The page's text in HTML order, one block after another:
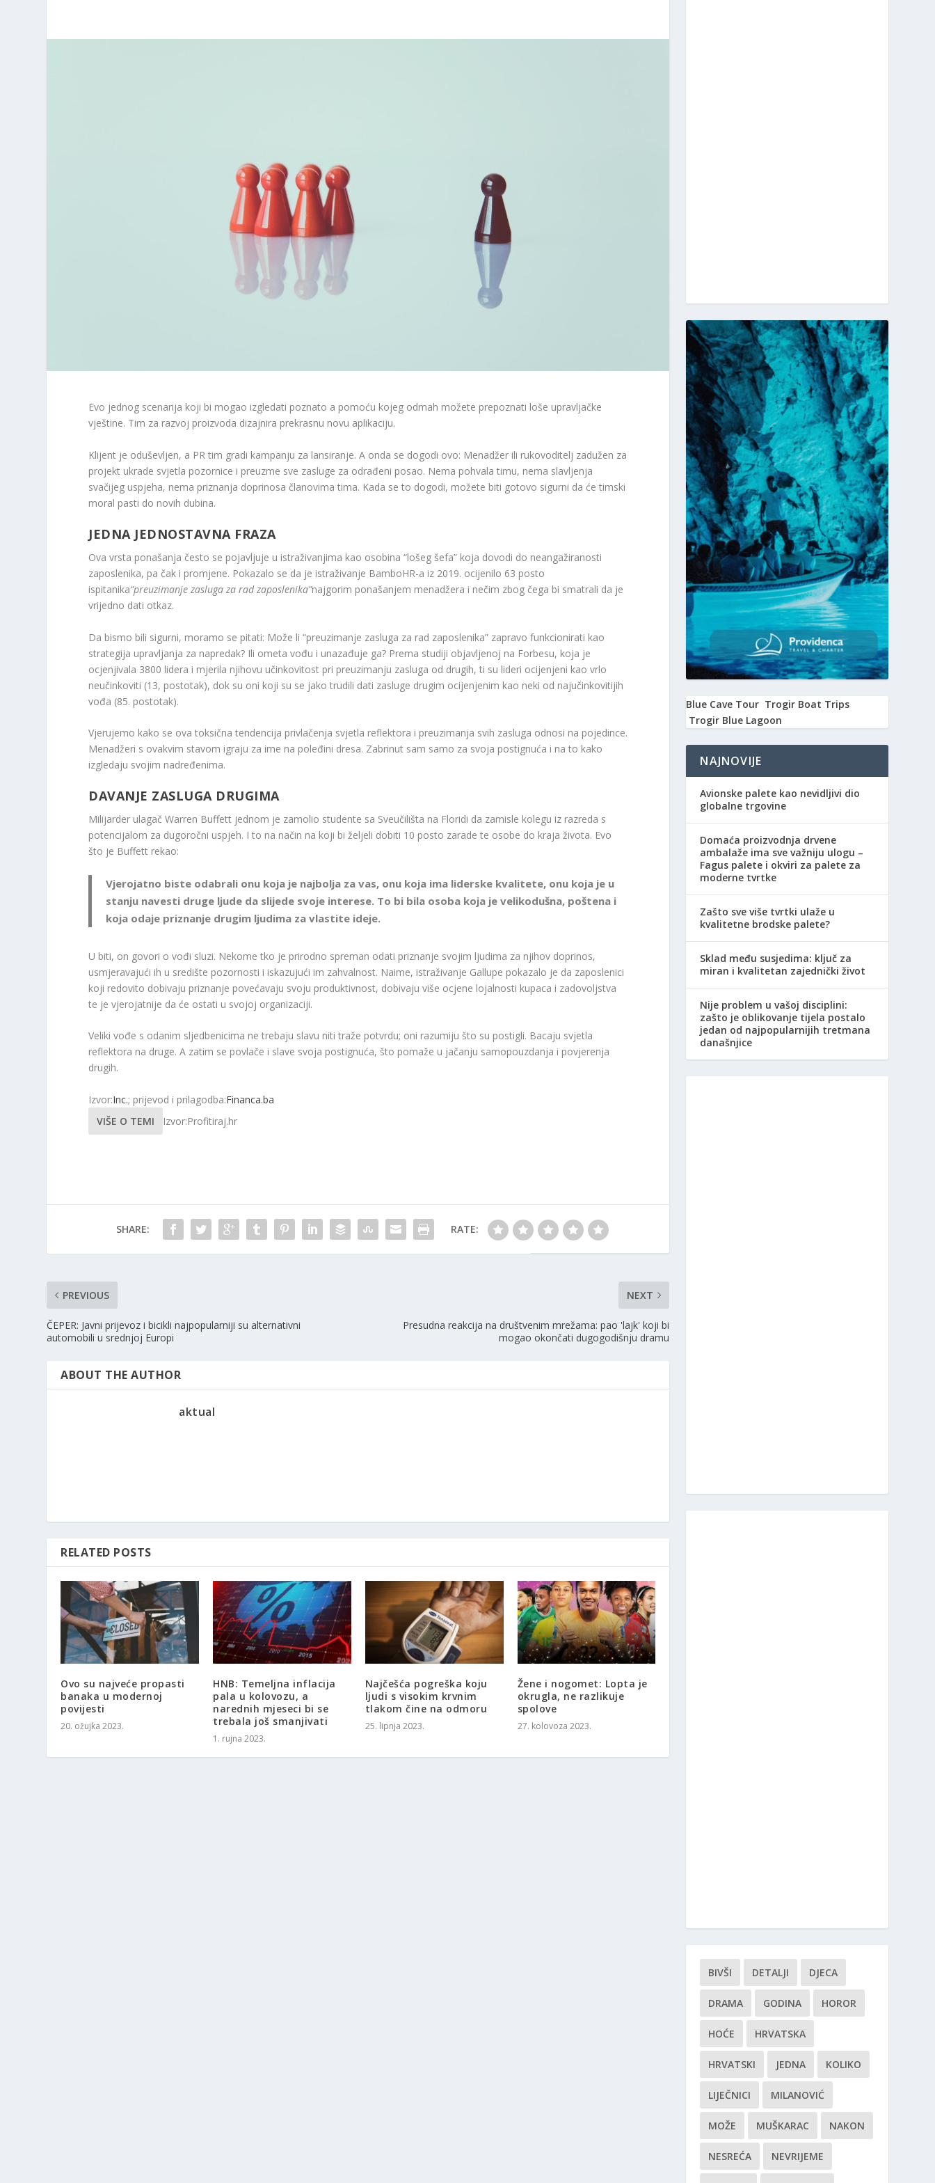
Evo jednog scenarija koji bi mogao izgledati poznato a pomoću kojeg odmah možete prepoznati loše upravljačke
vještine. Tim za razvoj proizvoda dizajnira prekrasnu novu aplikaciju.
Klijent je oduševljen, a PR tim gradi kampanju za lansiranje. A onda se dogodi ovo: Menadžer ili rukovoditelj zadužen za
projekt ukrade svjetla pozornice i preuzme sve zasluge za odrađeni posao. Nema pohvala timu, nema slavljenja
svačijeg uspjeha, nema priznanja doprinosa članovima tima. Kada se to dogodi, možete biti gotovo sigurni da će timski
moral pasti do novih dubina.
JEDNA JEDNOSTAVNA FRAZA
Ova vrsta ponašanja često se pojavljuje u istraživanjima kao osobina “lošeg šefa” koja dovodi do neangažiranosti
zaposlenika, pa čak i promjene. Pokazalo se da je istraživanje BamboHR-a iz 2019. ocijenilo 63 posto
ispitanika“preuzimanje zasluga za rad zaposlenika”najgorim ponašanjem menadžera i nečim zbog čega bi smatrali da je
vrijedno dati otkaz.
Da bismo bili sigurni, moramo se pitati: Može li “preuzimanje zasluga za rad zaposlenika” zapravo funkcionirati kao
strategija upravljanja za napredak? Ili ometa vođu i unazađuje ga? Prema studiji objavljenoj na Forbesu, koja je
ocjenjivala 3800 lidera i mjerila njihovu učinkovitost pri preuzimanju zasluga od drugih, ti su lideri ocijenjeni kao vrlo
neučinkoviti (13, postotak), dok su oni koji su se jako trudili dati zasluge drugim ocijenjenim kao neki od najučinkovitijih
vođa (85. postotak).
Vjerujemo kako se ova toksična tendencija privlačenja svjetla reflektora i preuzimanja svih zasluga odnosi na pojedince.
Menadžeri s ovakvim stavom igraju za ime na poleđini dresa. Zabrinut sam samo za svoja postignuća i na to kako
izgledaju svojim nadređenima.
DAVANJE ZASLUGA DRUGIMA
Milijarder ulagač Warren Buffett jednom je zamolio studente sa Sveučilišta na Floridi da zamisle kolegu iz razreda s
potencijalom za dugoročni uspjeh. I to na način na koji bi željeli dobiti 10 posto zarade te osobe do kraja života. Evo
što je Buffett rekao:
Vjerojatno biste odabrali onu koja je najbolja za vas, onu koja ima liderske kvalitete, onu koja je u
stanju navesti druge ljude da slijede svoje interese. To bi bila osoba koja je velikodušna, poštena i
koja odaje priznanje drugim ljudima za vlastite ideje.
U biti, on govori o vođi sluzi. Nekome tko je prirodno spreman odati priznanje svojim ljudima za njihov doprinos,
usmjeravajući ih u središte pozornosti i iskazujući im zahvalnost. Naime, istraživanje Gallupe pokazalo je da zaposlenici
koji redovito dobivaju priznanje povećavaju svoju produktivnost, dobivaju više ocjene lojalnosti kupaca i zadovoljstva
te je vjerojatnije da će ostati u svojoj organizaciji.
Veliki vođe s odanim sljedbenicima ne trebaju slavu niti traže potvrdu; oni razumiju što su postigli. Bacaju svjetla
reflektora na druge. A zatim se povlače i slave svoja postignuća, što pomaže u jačanju samopouzdanja i povjerenja
drugih.
Izvor:Inc.; prijevod i prilagodba:Financa.ba
VIŠE O TEMI
Izvor:Profitiraj.hr
SHARE: RATE:
PREVIOUS
ČEPER: Javni prijevoz i bicikli najpopularniji su alternativni
automobili u srednjoj Europi
NEXT
Presudna reakcija na društvenim mrežama: pao 'lajk' koji bi
mogao okončati dugogodišnju dramu
ABOUT THE AUTHOR
aktual
RELATED POSTS
Ovo su najveće propasti
banaka u modernoj
povijesti
20. ožujka 2023.
HNB: Temeljna inflacija
pala u kolovozu, a
narednih mjeseci bi se
trebala još smanjivati
1. rujna 2023.
Najčešća pogreška koju
ljudi s visokim krvnim
tlakom čine na odmoru
25. lipnja 2023.
Žene i nogomet: Lopta je
okrugla, ne razlikuje
spolove
27. kolovoza 2023.
Blue Cave Tour Trogir Boat Trips
Trogir Blue Lagoon
NAJNOVIJE
Avionske palete kao nevidljivi dio
globalne trgovine
Domaća proizvodnja drvene
ambalaže ima sve važniju ulogu –
Fagus palete i okviri za palete za
moderne tvrtke
Zašto sve više tvrtki ulaže u
kvalitetne brodske palete?
Sklad među susjedima: ključ za
miran i kvalitetan zajednički život
Nije problem u vašoj disciplini:
zašto je oblikovanje tijela postalo
jedan od najpopularnijih tretmana
današnjice
BIVŠI DETALJI DJECA
DRAMA GODINA HOROR
HOĆE HRVATSKA
HRVATSKI JEDNA KOLIKO
LIJEČNICI MILANOVIĆ
MOŽE MUŠKARAC NAKON
NESREĆA NEVRIJEME